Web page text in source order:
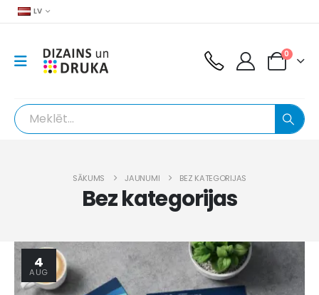
LV
0
SĀKUMS JAUNUMI BEZ KATEGORIJAS
Bez kategorijas
4
AUG